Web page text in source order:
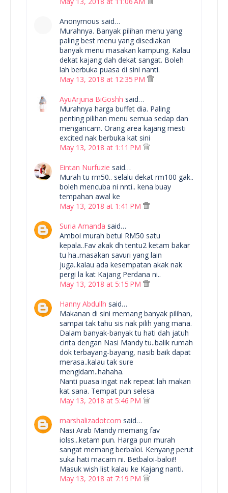
Anonymous said…
Murahnya. Banyak pilihan menu yang
paling best menu yang disediakan
banyak menu masakan kampung. Kalau
dekat kajang dah dekat sangat. Boleh
lah berbuka puasa di sini nanti.
May 13, 2018 at 12:35 PM
AyuArjuna BiGoshh said…
Murahnya harga buffet dia. Paling
penting pilihan menu semua sedap dan
mengancam. Orang area kajang mesti
excited nak berbuka kat sini
May 13, 2018 at 1:11 PM
Eintan Nurfuzie said…
Murah tu rm50.. selalu dekat rm100 gak..
boleh mencuba ni nnti.. kena buay
tempahan awal ke
May 13, 2018 at 1:41 PM
Suria Amanda said…
Amboi murah betul RM50 satu
kepala..Fav akak dh tentu2 ketam bakar
tu ha..masakan savuri yang lain
juga..kalau ada kesempatan akak nak
pergi la kat Kajang Perdana ni..
May 13, 2018 at 5:15 PM
Hanny Abdullh said…
Makanan di sini memang banyak pilihan,
sampai tak tahu sis nak pilih yang mana.
Dalam banyak-banyak tu hati dah jatuh
cinta dengan Nasi Mandy tu..balik rumah
dok terbayang-bayang, nasib baik dapat
merasa..kalau tak sure
mengidam..hahaha.
Nanti puasa ingat nak repeat lah makan
kat sana. Tempat pun selesa
May 13, 2018 at 5:46 PM
marshalizadotcom said…
Nasi Arab Mandy memang fav
iolss...ketam pun. Harga pun murah
sangat memang berbaloi. Kenyang perut
suka hati macam ni. Betbaloi-baloi!!
Masuk wish list kalau ke Kajang nanti.
May 13, 2018 at 7:19 PM